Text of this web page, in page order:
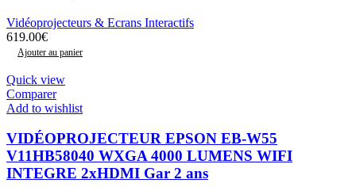
Vidéoprojecteurs & Ecrans Interactifs
619.00€
Ajouter au panier
Quick view
Comparer
Add to wishlist
VIDÉOPROJECTEUR EPSON EB-W55
V11HB58040 WXGA 4000 LUMENS WIFI
INTEGRE 2xHDMI Gar 2 ans